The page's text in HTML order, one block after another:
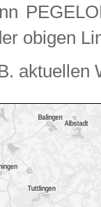
obigen
aktuellen